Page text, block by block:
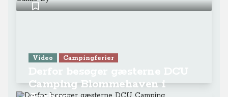
Video Campingferier
Camping Blommehaven i